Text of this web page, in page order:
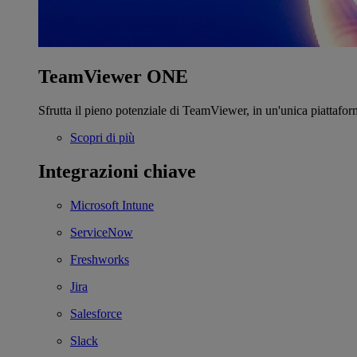
TeamViewer ONE
Sfrutta il pieno potenziale di TeamViewer, in un'unica
Scopri di più
Integrazioni chiave
Microsoft Intune
ServiceNow
Freshworks
Jira
Salesforce
Slack